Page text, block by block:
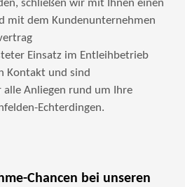
schließen wir mit Ihnen einen
mit dem Kundenunternehmen
Einsatz im Entleihbetrieb
Kontakt und sind
Anliegen rund um Ihre
Echterdingen.
Chancen bei unseren